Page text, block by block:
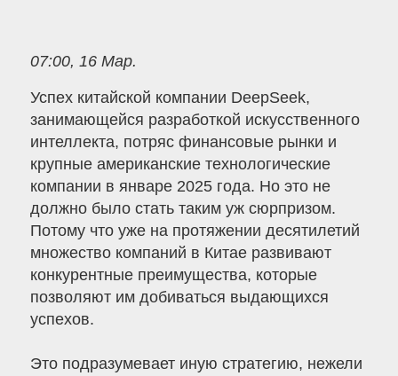
07:00, 16 Мар.
Успех китайской компании DeepSeek,
занимающейся разработкой искусственного
интеллекта, потряс финансовые рынки и
крупные американские технологические
компании в январе 2025 года. Но это не
должно было стать таким уж сюрпризом.
Потому что уже на протяжении десятилетий
множество компаний в Китае развивают
конкурентные преимущества, которые
позволяют им добиваться выдающихся
успехов.
Это подразумевает иную стратегию, нежели